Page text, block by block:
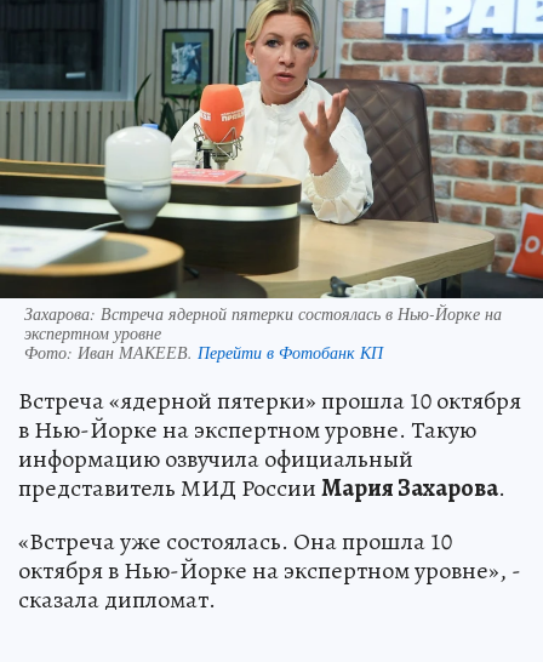
Захарова: Встреча ядерной пятерки состоялась в Нью-Йорке на
экспертном уровне
Фото: Иван МАКЕЕВ. Перейти в Фотобанк КП
Встреча «ядерной пятерки» прошла 10 октября
в Нью-Йорке на экспертном уровне. Такую
информацию озвучила официальный
представитель МИД РоссииМария Захарова.
«Встреча уже состоялась. Она прошла 10
октября в Нью-Йорке на экспертном уровне», -
сказала дипломат.